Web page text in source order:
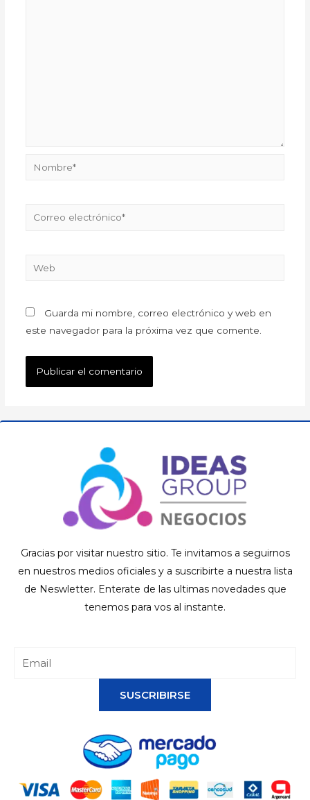
Guarda mi nombre, correo electrónico y web en
este navegador para la próxima vez que comente.
Gracias por visitar nuestro sitio. Te invitamos a seguirnos
en nuestros medios oficiales y a suscribirte a nuestra lista
de Neswletter. Enterate de las ultimas novedades que
tenemos para vos al instante.
SUSCRIBIRSE